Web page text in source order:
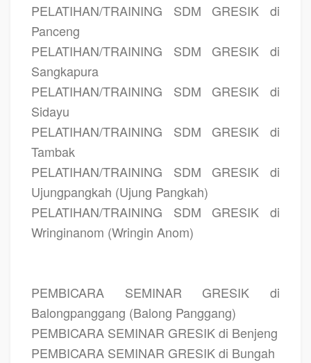
PELATIHAN/TRAINING SDM GRESIK di
Panceng
PELATIHAN/TRAINING SDM GRESIK di
Sangkapura
PELATIHAN/TRAINING SDM GRESIK di
Sidayu
PELATIHAN/TRAINING SDM GRESIK di
Tambak
PELATIHAN/TRAINING SDM GRESIK di
Ujungpangkah (Ujung Pangkah)
PELATIHAN/TRAINING SDM GRESIK di
Wringinanom (Wringin Anom)
PEMBICARA SEMINAR GRESIK di
Balongpanggang (Balong Panggang)
PEMBICARA SEMINAR GRESIK di Benjeng
PEMBICARA SEMINAR GRESIK di Bungah